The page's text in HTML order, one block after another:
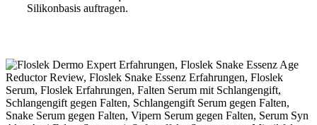
Silikonbasis auftragen.